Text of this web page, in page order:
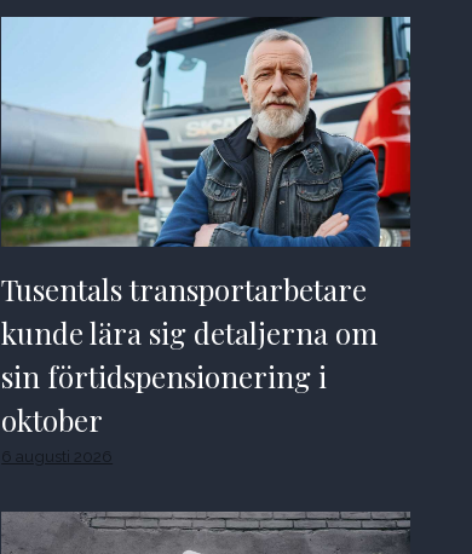
Tusentals transportarbetare
kunde lära sig detaljerna om
sin förtidspensionering i
oktober
6 augusti 2026